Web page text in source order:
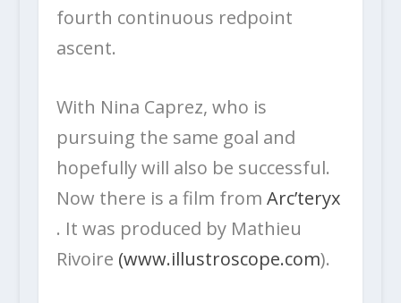
fourth continuous redpoint
ascent.
With Nina Caprez, who is
pursuing the same goal and
hopefully will also be successful.
Now there is a film from Arc’teryx
. It was produced by Mathieu
Rivoire (www.illustroscope.com).